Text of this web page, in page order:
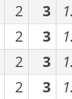
2 3
2 3
2 3
2 3